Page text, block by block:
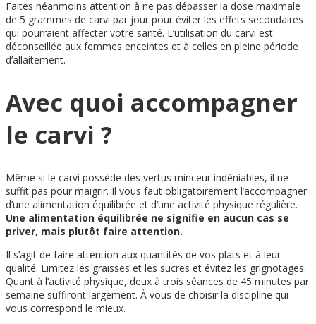
Faites néanmoins attention à ne pas dépasser la dose maximale
de 5 grammes de carvi par jour pour éviter les effets secondaires
qui pourraient affecter votre santé. L’utilisation du carvi est
déconseillée aux femmes enceintes et à celles en pleine période
d’allaitement.
Avec quoi accompagner
le carvi ?
Même si le carvi possède des vertus minceur indéniables, il ne
suffit pas pour maigrir. Il vous faut obligatoirement l’accompagner
d’une alimentation équilibrée et d’une activité physique régulière.
Une alimentation équilibrée ne signifie en aucun cas se
priver, mais plutôt faire attention.
Il s’agit de faire attention aux quantités de vos plats et à leur
qualité. Limitez les graisses et les sucres et évitez les grignotages.
Quant à l’activité physique, deux à trois séances de 45 minutes par
semaine suffiront largement. À vous de choisir la discipline qui
vous correspond le mieux.